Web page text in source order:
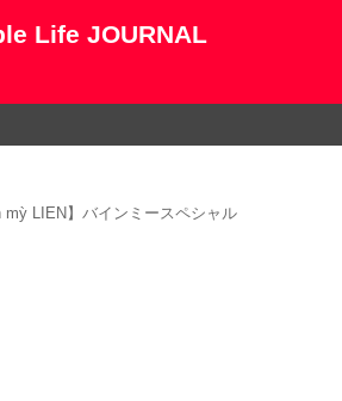
Life JOURNAL
mỳ LIEN】バインミースペシャル